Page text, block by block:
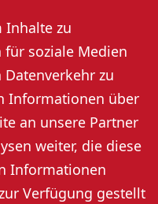
Inhalte zu
soziale Medien
zu
Informationen über
an unsere Partner
weiter, die diese
Informationen
Verfügung gestellt
Straße 42 · 77704
13.08.2026